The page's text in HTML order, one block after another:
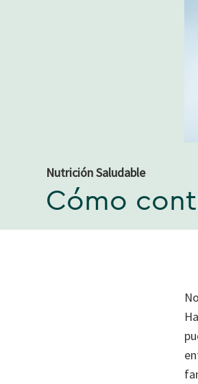
Nutrición Saludable
Cómo